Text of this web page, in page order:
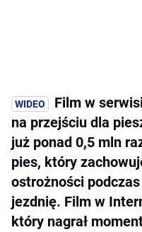
Film w
na przejściu dla
już ponad 0,5 mln
pies, który
ostrożności
jezdnię. Film w
który nagrał